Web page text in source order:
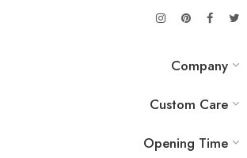
Company
Custom Care
Opening Time